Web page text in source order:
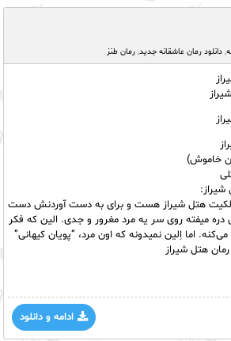
, دانلود رمان عاشقانه جدید, رمان طنز
خاموش)
شیراز:
هتل‌ شیراز هست و برای به دست آوردنش دست
دره میفته روی سر یه مرد مغرور و جدی. الین که فکر
اما اِلین نمیدونه که اون مرد، “پویان کیهانی”
هتل شیراز
ادامه و دانلود